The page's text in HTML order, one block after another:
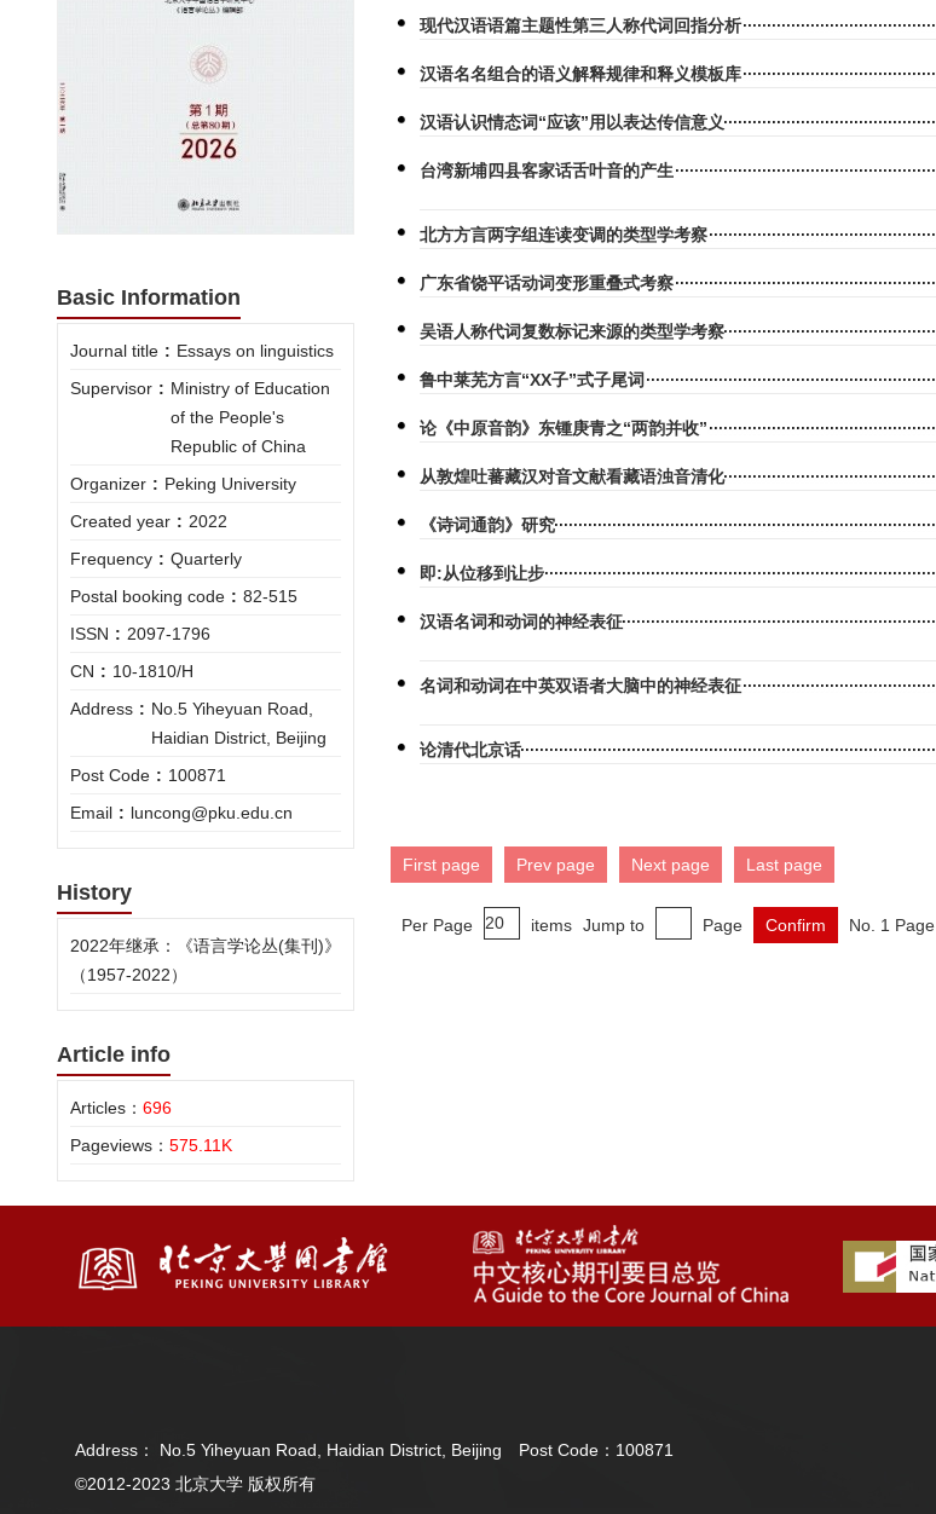
Basic Information
Journal title : Essays on linguistics
Supervisor : Ministry of Education
of the People's
Republic of China
Organizer : Peking University
Created year : 2022
Frequency : Quarterly
Postal booking code : 82-515
ISSN : 2097-1796
CN : 10-1810/H
Address : No.5 Yiheyuan Road,
Haidian District, Beijing
Post Code : 100871
Email : luncong@pku.edu.cn
History
2022年继承：《语言学论丛(集刊)》
（1957-2022）
Article info
Articles： 696
Pageviews： 575.11K
现代汉语语篇主题性第三人称代词回指分析
汉语名名组合的语义解释规律和释义模板库
汉语认识情态词“应该”用以表达传信意义
台湾新埔四县客家话舌叶音的产生
北方方言两字组连读变调的类型学考察
广东省饶平话动词变形重叠式考察
吴语人称代词复数标记来源的类型学考察
鲁中莱芜方言“XX子”式子尾词
论《中原音韵》东锺庚青之“两韵并收”
从敦煌吐蕃藏汉对音文献看藏语浊音清化
《诗词通韵》研究
即:从位移到让步
汉语名词和动词的神经表征
名词和动词在中英双语者大脑中的神经表征
论清代北京话
First page Prev page Next page Last page
Per Page items Jump to Page Confirm No. 1 Page
Address： No.5 Yiheyuan Road, Haidian District, Beijing Post Code：100871
©2012-2023 北京大学 版权所有